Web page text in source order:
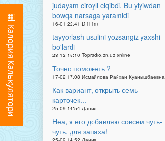
judayam ciroyli ciqibdi. Bu yiyiwdan
bowqa narsaga yaramidi
16-01 22:41 D i l i m
tayyorlash usulini yozsangiz yaxshi
bo'lardi
28-12 15:10 Topradio.zn.uz online
Точно поможеть ?
17-02 17:08 Исмайлова Райхан Куанышбаевна
Как вариант, открыть семь
карточек...
25-09 14:54 Дания
Неа, я его добавляю совсем чуть-
чуть, для запаха!
25-09 14:52 Дания